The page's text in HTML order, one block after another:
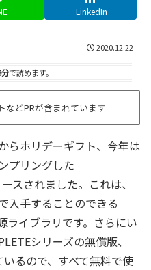
LinkedIn
2020.12.22
で読めます。
などPRが含まれています
らホリデーギフト、今年は
プリングした
スされました。これは、
手することのできる
ライブラリです。さらにい
シリーズの無償版、
るので、すべて無料で使